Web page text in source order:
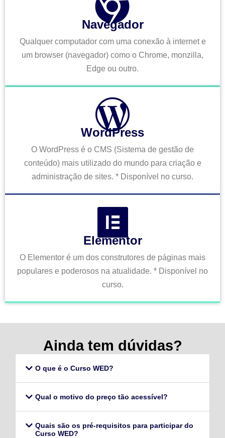
Navegador
Qualquer computador com uma conexão à internet e
um browser (navegador) como o Chrome, monzilla,
Edge ou outro.
WordPress
O WordPress é o CMS (Sistema de gestão de
conteúdo) mais utilizado do mundo para criação e
administração de sites. * Disponível no curso.
Elementor
O Elementor é um dos construtores de páginas mais
populares e poderosos na atualidade. * Disponível no
curso.
Ainda tem dúvidas?
O que é o Curso WED?
Qual o motivo do preço tão acessível?
Quais são os pré-requisitos para participar do
Curso WED?